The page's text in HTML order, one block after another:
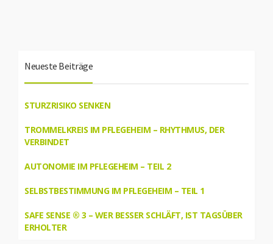
Neueste Beiträge
STURZRISIKO SENKEN
TROMMELKREIS IM PFLEGEHEIM – RHYTHMUS, DER
VERBINDET
AUTONOMIE IM PFLEGEHEIM – TEIL 2
SELBSTBESTIMMUNG IM PFLEGEHEIM – TEIL 1
SAFE SENSE ® 3 – WER BESSER SCHLÄFT, IST TAGSÜBER
ERHOLTER